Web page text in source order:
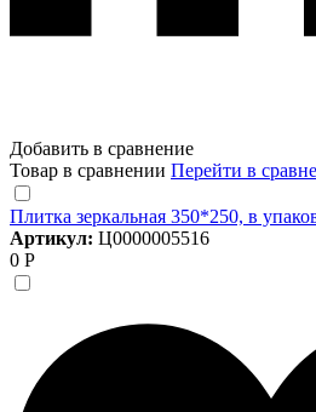
Добавить в сравнение
Товар в сравнении Перейти в
Плитка зеркальная 350*250, в
Артикул: Ц0000005516
0 Р